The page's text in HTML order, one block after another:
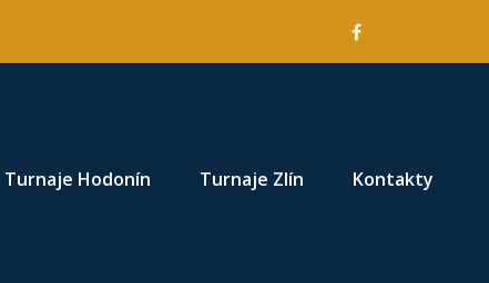
Turnaje Hodonín Turnaje Zlín Kontakty